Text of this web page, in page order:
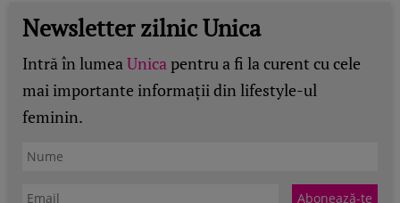
Newsletter zilnic Unica
Intră în lumeaUnicapentru a fi la curent cu cele
mai importante informații din lifestyle-ul
feminin.